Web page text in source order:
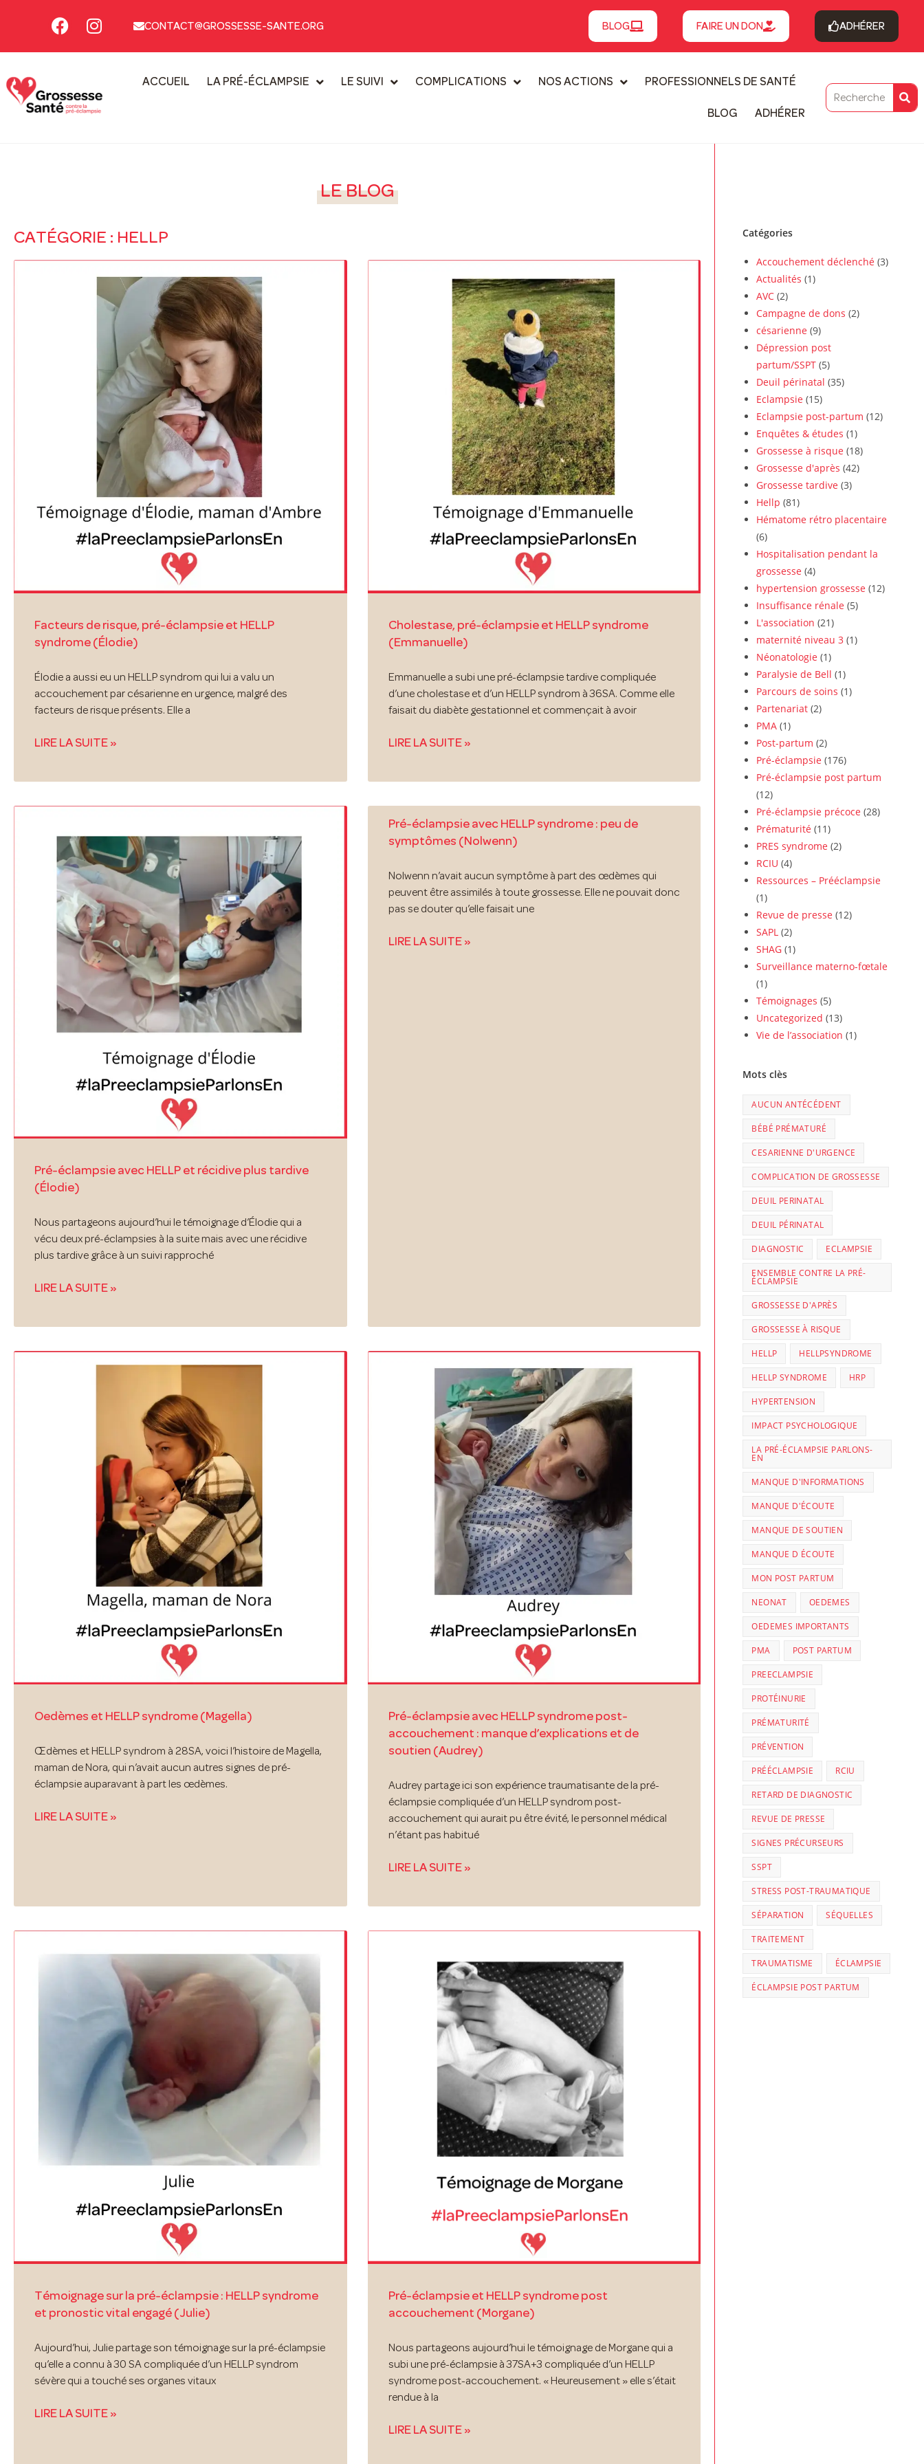
CONTACT@GROSSESSE-SANTE.ORG BLOG FAIRE UN DON ADHÉRER
ACCUEIL LA PRÉ-ÉCLAMPSIE LE SUIVI COMPLICATIONS NOS ACTIONS PROFESSIONNELS DE SANTÉ
BLOG ADHÉRER
LE BLOG
CATÉGORIE : HELLP
Facteurs de risque, pré-éclampsie et HELLP
syndrome (Élodie)
Élodie a aussi eu un HELLP syndrom qui lui a valu un
accouchement par césarienne en urgence, malgré des
facteurs de risque présents. Elle a
LIRE LA SUITE »
Cholestase, pré-éclampsie et HELLP syndrome
(Emmanuelle)
Emmanuelle a subi une pré-éclampsie tardive compliquée
d’une cholestase et d’un HELLP syndrom à 36SA. Comme elle
faisait du diabète gestationnel et commençait à avoir
LIRE LA SUITE »
Pré-éclampsie avec HELLP et récidive plus tardive
(Élodie)
Nous partageons aujourd’hui le témoignage d’Élodie qui a
vécu deux pré-éclampsies à la suite mais avec une récidive
plus tardive grâce à un suivi rapproché
LIRE LA SUITE »
Pré-éclampsie avec HELLP syndrome : peu de
symptômes (Nolwenn)
Nolwenn n’avait aucun symptôme à part des œdèmes qui
peuvent être assimilés à toute grossesse. Elle ne pouvait donc
pas se douter qu’elle faisait une
LIRE LA SUITE »
Oedèmes et HELLP syndrome (Magella)
Œdèmes et HELLP syndrom à 28SA, voici l’histoire de Magella,
maman de Nora, qui n’avait aucun autres signes de pré-
éclampsie auparavant à part les œdèmes.
LIRE LA SUITE »
Pré-éclampsie avec HELLP syndrome post-
accouchement : manque d’explications et de
soutien (Audrey)
Audrey partage ici son expérience traumatisante de la pré-
éclampsie compliquée d’un HELLP syndrom post-
accouchement qui aurait pu être évité, le personnel médical
n’étant pas habitué
LIRE LA SUITE »
Témoignage sur la pré-éclampsie : HELLP syndrome
et pronostic vital engagé (Julie)
Aujourd’hui, Julie partage son témoignage sur la pré-éclampsie
qu’elle a connu à 30 SA compliquée d’un HELLP syndrom
sévère qui a touché ses organes vitaux
LIRE LA SUITE »
Pré-éclampsie et HELLP syndrome post
accouchement (Morgane)
Nous partageons aujourd’hui le témoignage de Morgane qui a
subi une pré-éclampsie à 37SA+3 compliquée d’un HELLP
syndrome post-accouchement. « Heureusement » elle s’était
rendue à la
LIRE LA SUITE »
Catégories
Accouchement déclenché (3)
Actualités (1)
AVC (2)
Campagne de dons (2)
césarienne (9)
Dépression post
partum/SSPT (5)
Deuil périnatal (35)
Eclampsie (15)
Eclampsie post-partum (12)
Enquêtes & études (1)
Grossesse à risque (18)
Grossesse d'après (42)
Grossesse tardive (3)
Hellp (81)
Hématome rétro placentaire
(6)
Hospitalisation pendant la
grossesse (4)
hypertension grossesse (12)
Insuffisance rénale (5)
L'association (21)
maternité niveau 3 (1)
Néonatologie (1)
Paralysie de Bell (1)
Parcours de soins (1)
Partenariat (2)
PMA (1)
Post-partum (2)
Pré-éclampsie (176)
Pré-éclampsie post partum
(12)
Pré-éclampsie précoce (28)
Prématurité (11)
PRES syndrome (2)
RCIU (4)
Ressources – Prééclampsie
(1)
Revue de presse (12)
SAPL (2)
SHAG (1)
Surveillance materno-fœtale
(1)
Témoignages (5)
Uncategorized (13)
Vie de l’association (1)
Mots clès
AUCUN ANTÉCÉDENT
BÉBÉ PRÉMATURÉ
CESARIENNE D'URGENCE
COMPLICATION DE GROSSESSE
DEUIL PERINATAL
DEUIL PÉRINATAL
DIAGNOSTIC ECLAMPSIE
ENSEMBLE CONTRE LA PRÉ-
ÉCLAMPSIE
GROSSESSE D'APRÈS
GROSSESSE À RISQUE
HELLP HELLPSYNDROME
HELLP SYNDROME HRP
HYPERTENSION
IMPACT PSYCHOLOGIQUE
LA PRÉ-ÉCLAMPSIE PARLONS-
EN
MANQUE D'INFORMATIONS
MANQUE D'ÉCOUTE
MANQUE DE SOUTIEN
MANQUE D ÉCOUTE
MON POST PARTUM
NEONAT OEDEMES
OEDEMES IMPORTANTS
PMA POST PARTUM
PREECLAMPSIE
PROTÉINURIE
PRÉMATURITÉ
PRÉVENTION
PRÉÉCLAMPSIE RCIU
RETARD DE DIAGNOSTIC
REVUE DE PRESSE
SIGNES PRÉCURSEURS
SSPT
STRESS POST-TRAUMATIQUE
SÉPARATION SÉQUELLES
TRAITEMENT
TRAUMATISME ÉCLAMPSIE
ÉCLAMPSIE POST PARTUM